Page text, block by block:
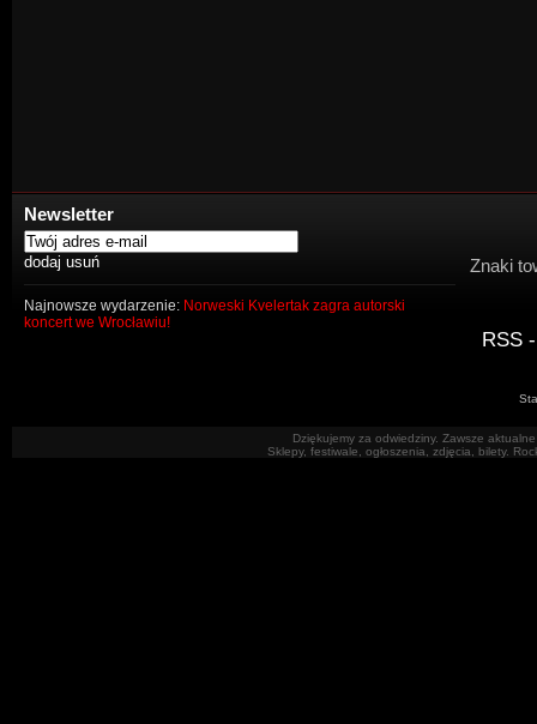
Newsletter
Najnowsze wydarzenie: Norweski Kvelertak zagra autorski
koncert we Wrocławiu!
Znaki
RSS
Dziękujemy za odwiedziny. Zawsze
Sklepy, festiwale, ogłoszenia, zdjęcia, bilety.